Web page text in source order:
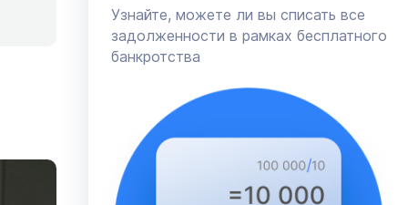
Узнайте, можете ли вы списать все
задолженности в рамках бесплатного
банкротства